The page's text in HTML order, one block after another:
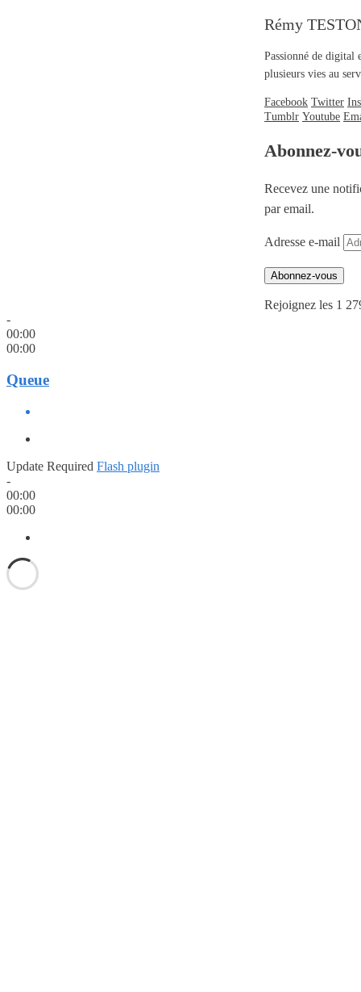
Rémy
Passionné de digital
plusieurs vies au
Facebook Twitter
Tumblr Youtube
Abonnez-
Recevez une
par email.
Adresse e-mail
Abonnez-vous
Rejoignez les 1
-
00:00
00:00
Queue
Update Required Flash plugin
-
00:00
00:00